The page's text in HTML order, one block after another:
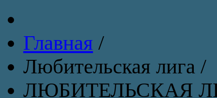
Главная /
Любительская лига /
ЛЮБИТЕЛЬСКАЯ